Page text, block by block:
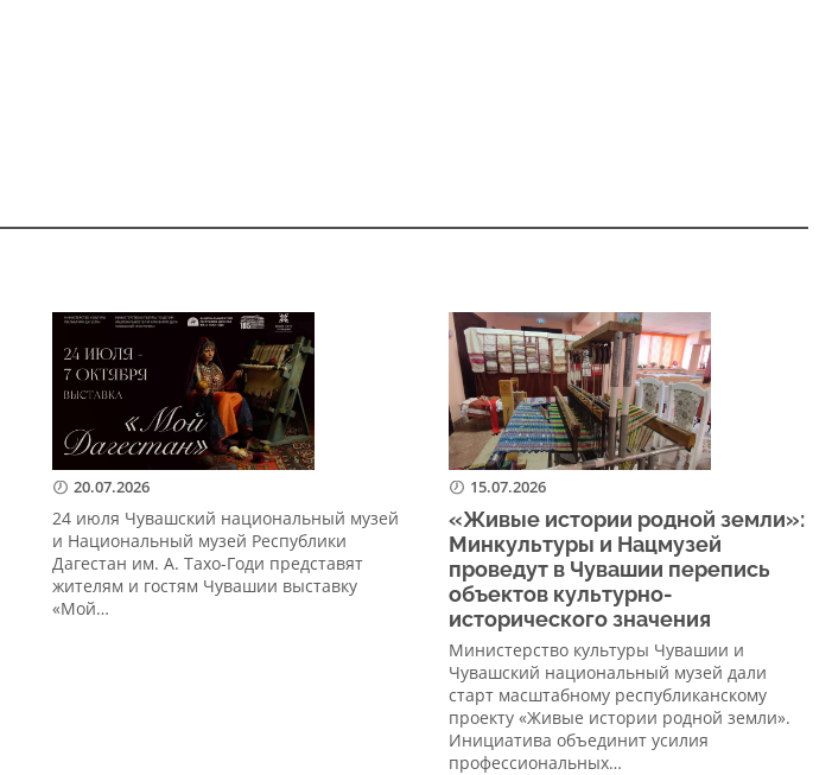
20.07.2026
24 июля Чувашский национальный музей
и Национальный музей Республики
Дагестан им. А. Тахо-Годи представят
жителям и гостям Чувашии выставку
«Мой…
15.07.2026
«Живые истории родной земли»:
Минкультуры и Нацмузей
проведут в Чувашии перепись
объектов культурно-
исторического значения
Министерство культуры Чувашии и
Чувашский национальный музей дали
старт масштабному республиканскому
проекту «Живые истории родной земли».
Инициатива объединит усилия
профессиональных…